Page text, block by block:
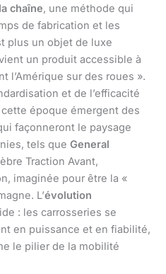
chaîne, une méthode qui
de fabrication et les
plus un objet de luxe
un produit accessible à
l’Amérique sur des roues ».
et de l’efficacité
époque émergent des
façonneront le paysage
tels que General
Traction Avant,
imaginée pour être la «
L’évolution
: les carrosseries se
en puissance et en fiabilité,
le pilier de la mobilité